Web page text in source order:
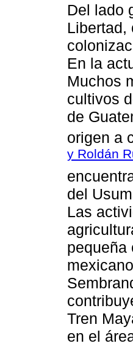
Del lado
Libertad,
En la
Muchos
cultivos
de
origen a
y Roldán
del
Las
pequeña
Tren
en el